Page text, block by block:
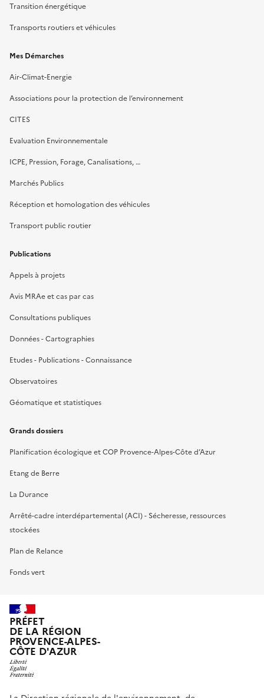
Transition énergétique
Transports routiers et véhicules
Mes Démarches
Air-Climat-Energie
Associations pour la protection de l’environnement
CITES
Evaluation Environnementale
ICPE, Pression, Forage, Canalisations, …
Marchés Publics
Réception et homologation des véhicules
Transport public routier
Publications
Appels à projets
Avis MRAe et cas par cas
Consultations publiques
Données - Cartographies
Etudes - Publications - Connaissance
Observatoires
Géomatique et statistiques
Grands dossiers
Planification écologique et COP Provence-Alpes-Côte d’Azur
Etang de Berre
La Durance
Arrêté-cadre interdépartemental (ACI) - Sécheresse, ressources
stockées
Plan de Relance
Fonds vert
PRÉFET
DE LA RÉGION
PROVENCE-ALPES-
CÔTE D'AZUR